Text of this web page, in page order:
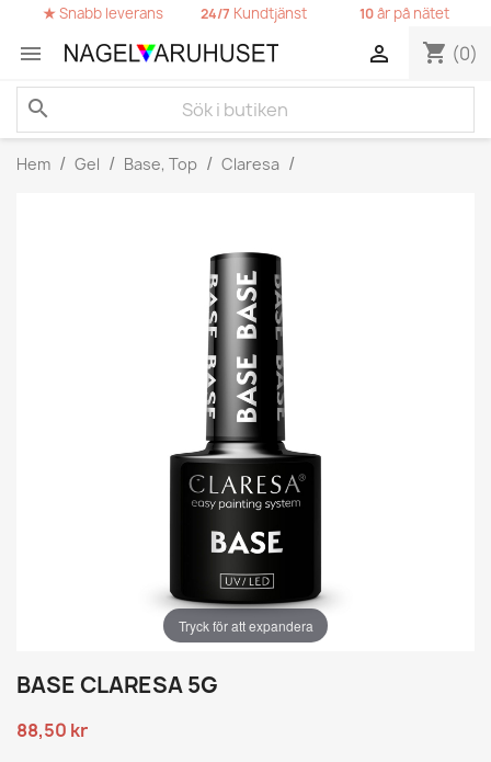
★Snabb leverans 24/7 Kundtjänst 10år på nätet
 shopping_cart (0)

search
Hem Gel Base, Top Claresa
Tryck för att expandera
BASE CLARESA 5G
88,50 kr